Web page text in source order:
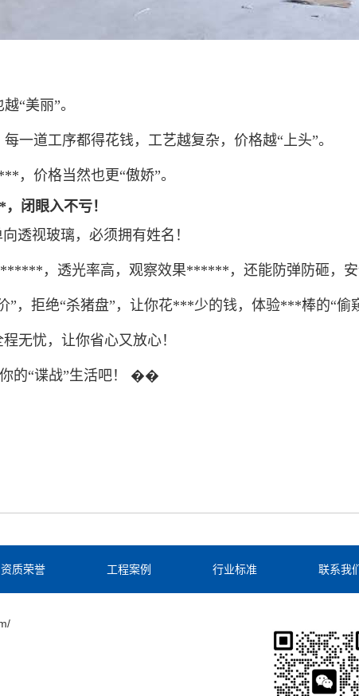
“美丽”。
一道工序都得花钱，工艺越复杂，价格越“上头”。
，价格当然也更“傲娇”。
闭眼入不亏！
透视玻璃，必须拥有姓名！
，透光率高，观察效果******，还能防弹防砸，安
”，拒绝“杀猪盘”，让你花***少的钱，体验***棒的“
无忧，让你省心又放心！
的“谍战”生活吧！ ��
资质荣誉 工程案例 行业标准 联系我